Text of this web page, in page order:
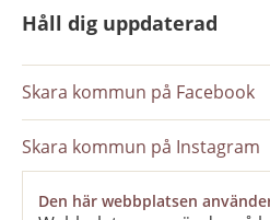
Den här webbplatsen
Håll dig uppdaterad
Skara kommun på Facebook
Skara kommun på Instagram
Nyhetsbrev